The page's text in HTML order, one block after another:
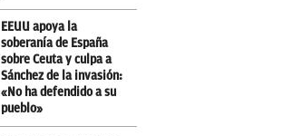
EEUU apoya la
soberanía de España
sobre Ceuta y culpa a
Sánchez de la invasión:
«No ha defendido a su
pueblo»